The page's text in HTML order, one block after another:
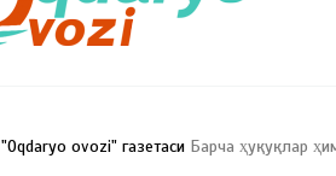
"Oqdaryo ovozi" газетаси Барча ҳуқуқлар